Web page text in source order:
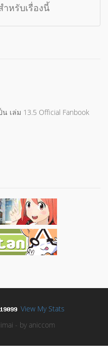
ำหรับเรื่องนี้
เล่ม 13.5 Official Fanbook
View My Stats
- by aniccom